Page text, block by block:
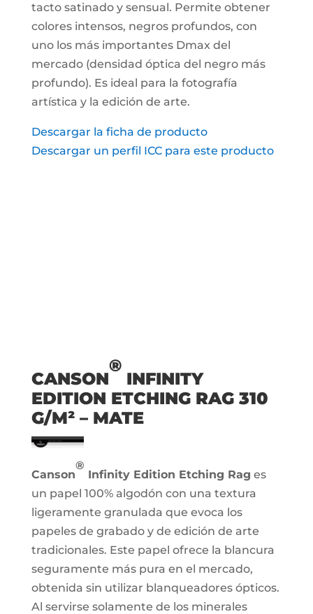
tacto satinado y sensual. Permite obtener
colores intensos, negros profundos, con
uno los más importantes Dmax del
mercado (densidad óptica del negro más
profundo). Es ideal para la fotografía
artística y la edición de arte.
Descargar la ficha de producto
Descargar un perfil ICC para este producto
CANSON
®
INFINITY
EDITION ETCHING RAG 310
G/M² – MATE
Canson
®
Infinity Edition Etching Rag es
un papel 100% algodón con una textura
ligeramente granulada que evoca los
papeles de grabado y de edición de arte
tradicionales. Este papel ofrece la blancura
seguramente más pura en el mercado,
obtenida sin utilizar blanqueadores ópticos.
Al servirse solamente de los minerales